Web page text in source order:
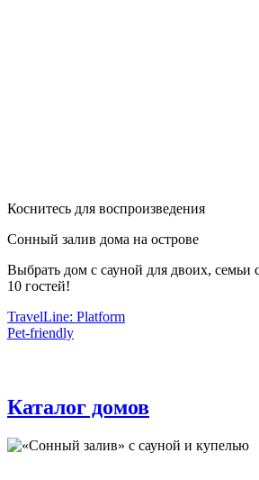
Коснитесь для воспроизведения
Сонный залив дома на острове
Выбрать дом с сауной для двоих, семьи
10 гостей!
TravelLine: Platform
Pet-friendly
Каталог домов